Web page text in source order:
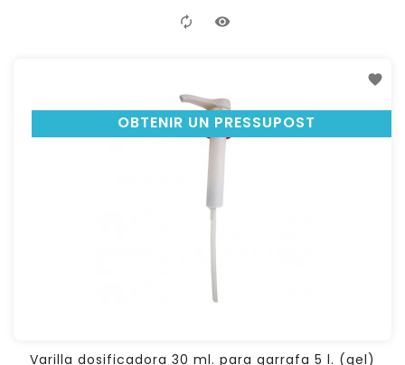
OBTENIR UN PRESSUPOST
Varilla dosificadora 30 ml. para garrafa 5 l. (gel)